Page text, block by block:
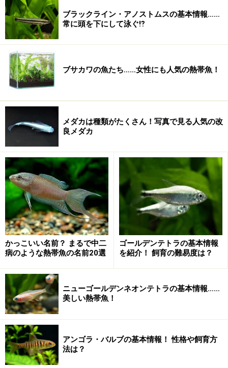
それでは、主役の熱帯魚をオススメ第3位からご紹介し
ていきましょう。
＜目次＞
第3位 透明な体が魅力 トランスルーセントキャット
フィッシュ
フグラミー
第1位 「熱帯魚飼育を初めて良かった」と感じられ
る ネオンテトラ
熱帯魚飼育を始めてみよう
ブラックライン・アノストムスの基本情報……
常に頭を下にして泳ぐ⁉
ブサカワの魚たち……女性にも人気の熱帯魚！
メダカは種類がたくさん！写真で見る人気の改
良メダカ
かっこいい名前？ まるで中二
病のような熱帯魚の名前20選
ゴールデンテトラの基本情報
を紹介！ 飼育の難易度は？
ニューゴールデンネオンテトラの基本情報……
美しい熱帯魚！
アンゴラ・バルブの基本情報！ 性格や飼育方
法は？